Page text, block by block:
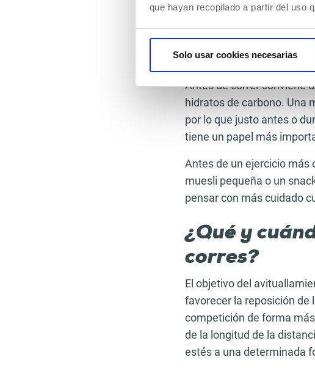
que hayan recopilado a partir del uso
Solo usar cookies necesarias
bien el ejercicio de baja
conviene dejar tiempo
cómodas tras un
Antes de correr conviene
hidratos de carbono. Una
por lo que justo antes o
tiene un papel más
Antes de un ejercicio más
muesli pequeña o un
pensar con más cuidado
¿Qué y
corres?
El objetivo del
favorecer la reposición de
competición de forma
de la longitud de la
estés a una determinada